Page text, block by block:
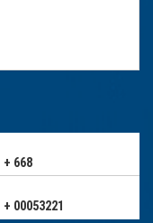
+ 668
+ 00053221